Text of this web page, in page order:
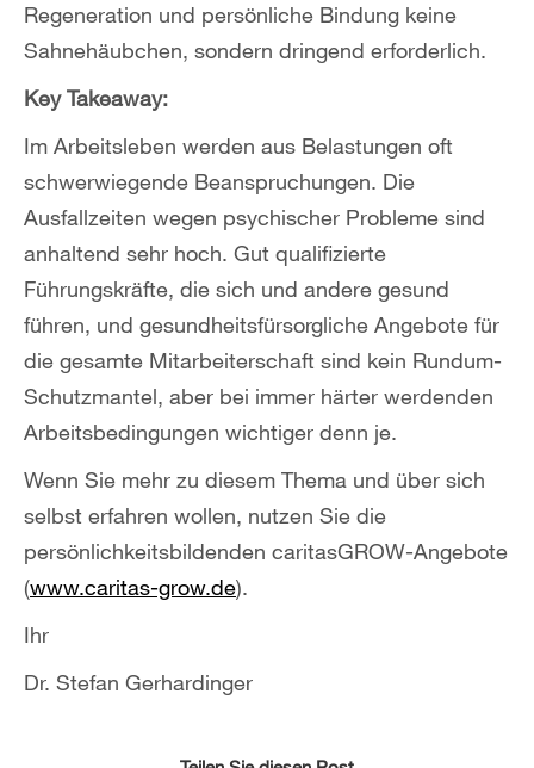
Regeneration und persönliche Bindung keine
Sahnehäubchen, sondern dringend erforderlich.
Key Takeaway:
Im Arbeitsleben werden aus Belastungen oft
schwerwiegende Beanspruchungen. Die
Ausfallzeiten wegen psychischer Probleme sind
anhaltend sehr hoch. Gut qualifizierte
Führungskräfte, die sich und andere gesund
führen, und gesundheitsfürsorgliche Angebote für
die gesamte Mitarbeiterschaft sind kein Rundum-
Schutzmantel, aber bei immer härter werdenden
Arbeitsbedingungen wichtiger denn je.
Wenn Sie mehr zu diesem Thema und über sich
selbst erfahren wollen, nutzen Sie die
persönlichkeitsbildenden caritasGROW-Angebote
(www.caritas-grow.de).
Ihr
Dr. Stefan Gerhardinger